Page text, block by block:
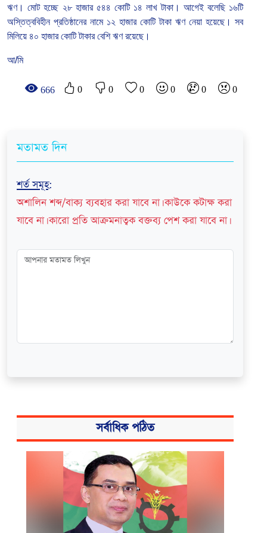
ঋণ। মোট হচ্ছে ২৮ হাজার ৫৪৪ কোটি ১৪ লাখ টাকা। আগেই বলেছি ১৬টি
অস্তিত্ববিহীন প্রতিষ্ঠানের নামে ১২ হাজার কোটি টাকা ঋণ নেয়া হয়েছে। সব
মিলিয়ে ৪০ হাজার কোটি টাকার বেশি ঋণ রয়েছে।
আ/মি
666 0 0 0 0 0 0
মতামত দিন
শর্ত সমূহ:
অশালিন শব্দ/বাক্য ব্যবহার করা যাবে না। কাউকে কটাক্ষ করা
যাবে না। কারো প্রতি আক্রমনাত্বক বক্তব্য পেশ করা যাবে না।
সর্বাধিক পঠিত